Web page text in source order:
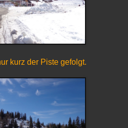
kurz der Piste gefolgt.